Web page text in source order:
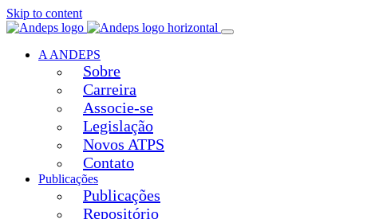
Skip to content
A ANDEPS
Sobre
Carreira
Associe-se
Legislação
Novos ATPS
Contato
Publicações
Publicações
Repositório